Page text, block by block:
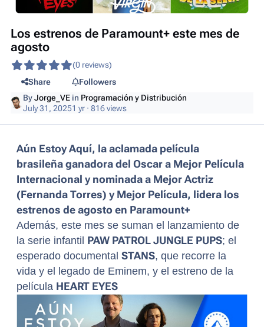
Los estrenos de Paramount+ este mes de
agosto
(0 reviews)
Share
Followers
ByJorge_VE in Programación y Distribución
July 31, 20251 yr · 816 views
Aún Estoy Aquí, la aclamada película
brasileña ganadora del Oscar a Mejor Película
Internacional y nominada a Mejor Actriz
(Fernanda Torres) y Mejor Película, lidera los
estrenos de agosto en Paramount+
Además, este mes se suman el lanzamiento de
la serie infantil PAW PATROL JUNGLE PUPS; el
esperado documental STANS, que recorre la
vida y el legado de Eminem, y el estreno de la
película HEART EYES